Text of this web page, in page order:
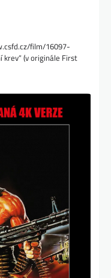
film/16097-
(v originále First